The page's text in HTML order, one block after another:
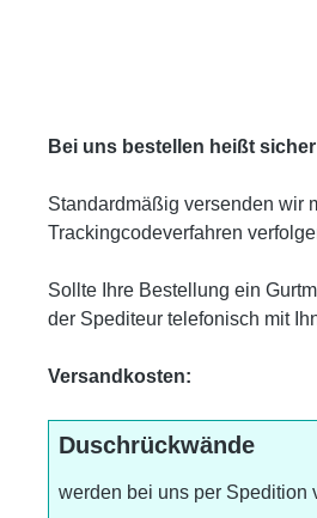
Bei uns bestellen heißt
Standardmäßig versenden wir
Trackingcodeverfahren
Sollte Ihre Bestellung ein
der Spediteur telefonisch mit
Versandkosten:
Duschrückwände
werden bei uns per Spedition